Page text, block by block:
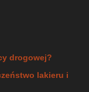
drogowej?
lakieru i